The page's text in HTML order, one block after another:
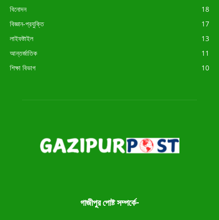
বিনোদন
18
বিজ্ঞান-প্রযুক্তি
17
লাইফষ্টাইল
13
আন্তর্জাতিক
11
শিক্ষা বিভাগ
10
গাজীপুর পোষ্ট সম্পর্কে-